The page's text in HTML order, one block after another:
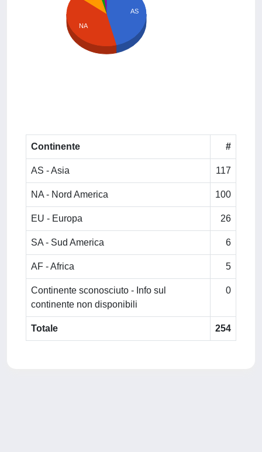
AS
NA
Continente #
AS - Asia 117
NA - Nord America 100
EU - Europa 26
SA - Sud America 6
AF - Africa 5
Continente sconosciuto - Info sul
continente non disponibili
0
Totale 254